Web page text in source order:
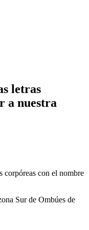
letras
a nuestra
corpóreas con el nombre
Sur de Ombúes de